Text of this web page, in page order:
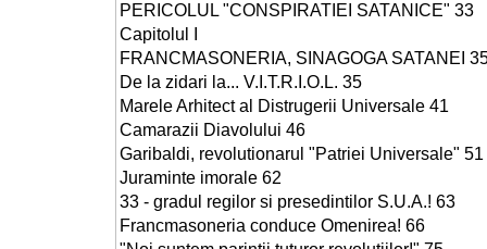
PERICOLUL "CONSPIRATIEI SATANICE" 33
Capitolul I
FRANCMASONERIA, SINAGOGA SATANEI
De la zidari la... V.I.T.R.I.O.L. 35
Marele Arhitect al Distrugerii Universale 41
Camarazii Diavolului 46
Garibaldi, revolutionarul "Patriei Universale" 51
Juraminte imorale 62
33 - gradul regilor si presedintilor S.U.A.! 63
Francmasoneria conduce Omenirea! 66